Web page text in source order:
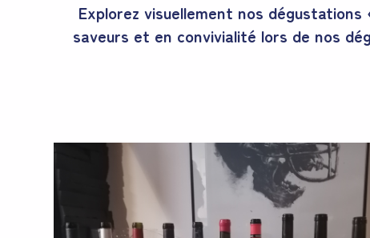
Explorez visuellement nos
saveurs et en convivialité lors de nos